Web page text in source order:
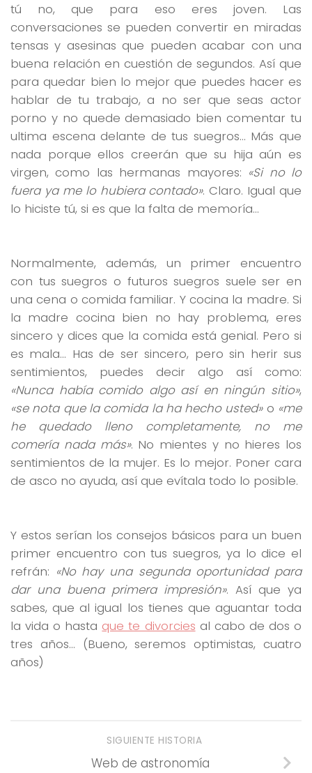
tú no, que para eso eres joven. Las
conversaciones se pueden convertir en miradas
tensas y asesinas que pueden acabar con una
buena relación en cuestión de segundos. Así que
para quedar bien lo mejor que puedes hacer es
hablar de tu trabajo, a no ser que seas actor
porno y no quede demasiado bien comentar tu
ultima escena delante de tus suegros… Más que
nada porque ellos creerán que su hija aún es
virgen, como las hermanas mayores: «Si no lo
fuera ya me lo hubiera contado». Claro. Igual que
lo hiciste tú, si es que la falta de memoría…
Normalmente, además, un primer encuentro
con tus suegros o futuros suegros suele ser en
una cena o comida familiar. Y cocina la madre. Si
la madre cocina bien no hay problema, eres
sincero y dices que la comida está genial. Pero si
es mala… Has de ser sincero, pero sin herir sus
sentimientos, puedes decir algo así como:
«Nunca había comido algo así en ningún sitio»,
«se nota que la comida la ha hecho usted»o «me
he quedado lleno completamente, no me
comería nada más». No mientes y no hieres los
sentimientos de la mujer. Es lo mejor. Poner cara
de asco no ayuda, así que evítala todo lo posible.
Y estos serían los consejos básicos para un buen
primer encuentro con tus suegros, ya lo dice el
refrán: «No hay una segunda oportunidad para
dar una buena primera impresión». Así que ya
sabes, que al igual los tienes que aguantar toda
la vida o hasta que te divorcies al cabo de dos o
tres años… (Bueno, seremos optimistas, cuatro
años)
SIGUIENTE HISTORIA
Web de astronomía